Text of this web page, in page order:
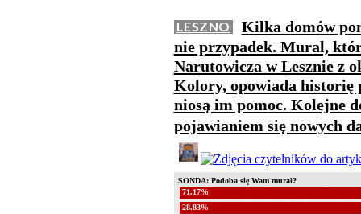
LESZNO
Kilka domów
nie przypadek. Mural,
Narutowicza w Lesznie z
Kolory, opowiada historię
niosą im pomoc. Kolejne
pojawianiem się nowych
SONDA: Podoba się Wam mural?
71.17%
28.83%